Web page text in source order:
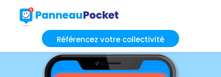
Référencez votre collectivité